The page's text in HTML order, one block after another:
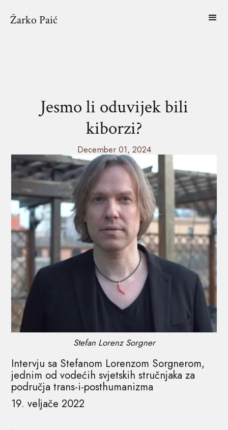
Žarko Paić
Jesmo li oduvijek bili
kiborzi?
December 01, 2024
Stefan Lorenz Sorgner
Intervju sa Stefanom Lorenzom Sorgnerom,
jednim od vodećih svjetskih stručnjaka za
područja trans-i-posthumanizma
19. veljače 2022